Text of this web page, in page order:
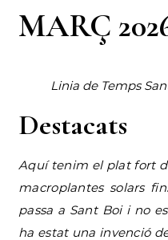
MARÇ
Linia de Temps
Destacats
Aquí tenim el plat fort
macroplantes solars
passa a Sant Boi i no
ha estat una invenció